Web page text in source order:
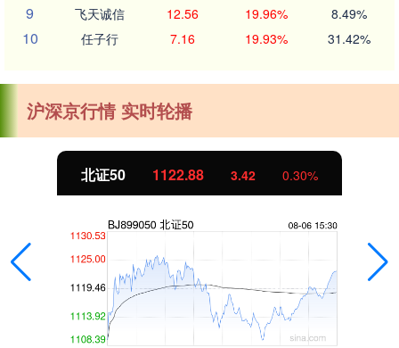
9 飞天诚信 12.56 19.96% 8.49%
10 任子行 7.16 19.93% 31.42%
沪深京行情 实时轮播
北证50 1122.88 3.42 0.30%